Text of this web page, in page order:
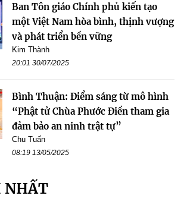
Ban Tôn giáo Chính phủ kiến tạo
một Việt Nam hòa bình, thịnh vượng
và phát triển bền vững
Kim Thành
20:01 30/07/2025
Bình Thuận: Điểm sáng từ mô hình
“Phật tử Chùa Phước Điền tham gia
đảm bảo an ninh trật tự”
Chu Tuấn
08:19 13/05/2025
NHẤT